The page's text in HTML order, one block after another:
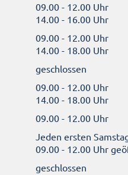
09.00 - 12.00 Uhr
14.00 - 16.00 Uhr
09.00 - 12.00 Uhr
14.00 - 18.00 Uhr
geschlossen
09.00 - 12.00 Uhr
14.00 - 18.00 Uhr
09.00 - 12.00 Uhr
Jeden ersten
09.00 - 12.00 Uhr
geschlossen